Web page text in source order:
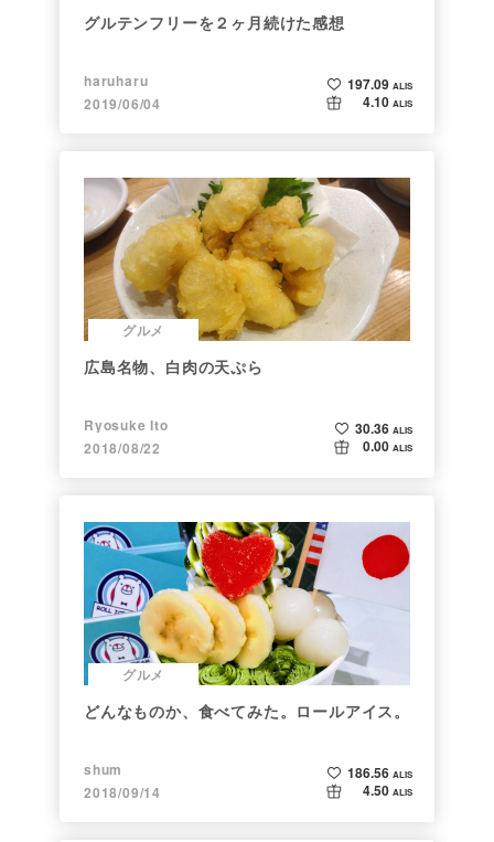
グルテンフリーを２ヶ月続けた感想
haruharu
2019/06/04
197.09 ALIS
4.10 ALIS
グルメ
広島名物、白肉の天ぷら
Ryosuke Ito
2018/08/22
30.36 ALIS
0.00 ALIS
グルメ
どんなものか、食べてみた。ロールアイス。
shum
2018/09/14
186.56 ALIS
4.50 ALIS